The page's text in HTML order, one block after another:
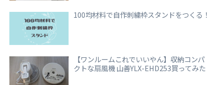
100均材料で自作刺繍枠スタンドをつくる！
【ワンルームこれでいいやん】収納コンパ
クトな扇風機 山善YLX-EHD253買ってみた